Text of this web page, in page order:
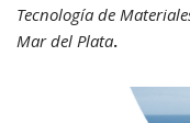
Tecnología de
Mar del Plata.